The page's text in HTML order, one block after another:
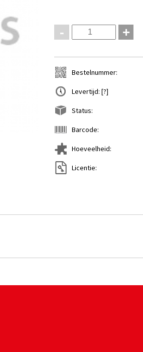
- +
Bestelnummer:
Levertijd: [?]
Status:
Barcode:
Hoeveelheid:
Licentie: